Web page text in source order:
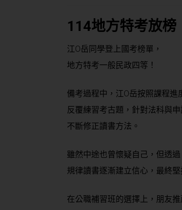
114地方特考放
江O岳同學登上國考榜單，
地方特考一般民政四等！
備考過程中，江O岳按照課程進
反覆練習考古題，針對法科與申
不斷修正讀書方法。
雖然中途也曾懷疑自己，但透過
規律讀書逐漸建立信心，最終
在公職補習班的選擇上，朋友推